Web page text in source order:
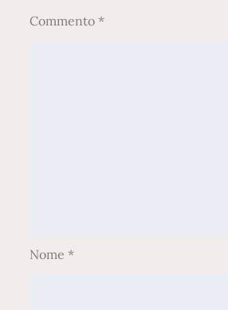
Commento*
Nome*